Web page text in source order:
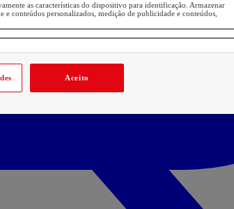
as características do dispositivo para identificação. Armazenar
conteúdos personalizados, medição de publicidade e conteúdos,
Aceito